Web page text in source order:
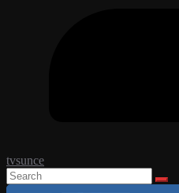
tvsunce